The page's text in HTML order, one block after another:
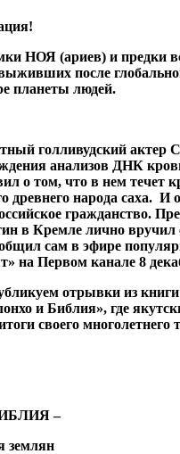
НОЯ (ариев) и предки
после
планеты людей.
голливудский актер
анализов ДНК
о том, что в нем течет
древнего народа саха. И
гражданство.
в Кремле лично вручил
сам в эфире
на Первом канале 8
отрывки из
и Библия», где
своего многолетнего
–
землян